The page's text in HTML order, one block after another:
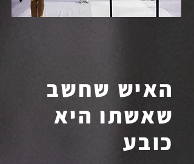
האיש שחשב
שאשתו היא
כובע